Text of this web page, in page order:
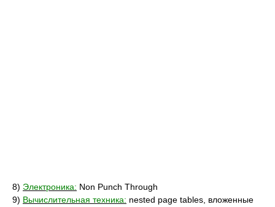
8) Электроника: Non Punch Through
9) Вычислительная техника: nested page tables, вложенные